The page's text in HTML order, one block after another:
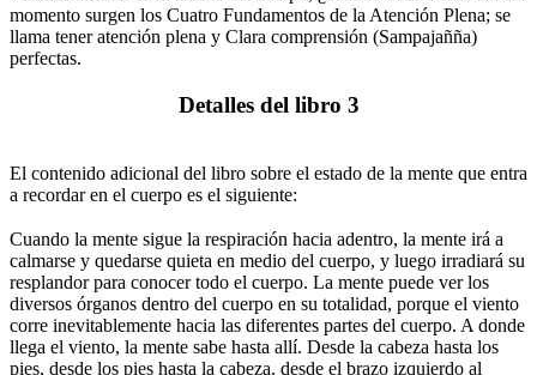
momento surgen los Cuatro Fundamentos de la Atención Plena; se
llama tener atención plena y Clara comprensión (Sampajañña)
perfectas.
Detalles del libro 3
El contenido adicional del libro sobre el estado de la mente que entra
a recordar en el cuerpo es el siguiente:
Cuando la mente sigue la respiración hacia adentro, la mente irá a
calmarse y quedarse quieta en medio del cuerpo, y luego irradiará su
resplandor para conocer todo el cuerpo. La mente puede ver los
diversos órganos dentro del cuerpo en su totalidad, porque el viento
corre inevitablemente hacia las diferentes partes del cuerpo. A donde
llega el viento, la mente sabe hasta allí. Desde la cabeza hasta los
pies, desde los pies hasta la cabeza, desde el brazo izquierdo al